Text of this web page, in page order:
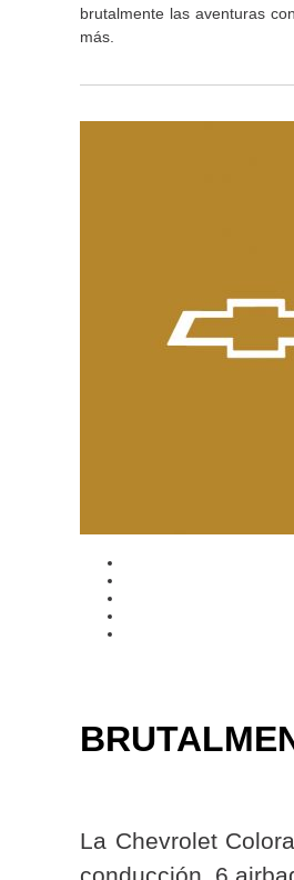
brutalmente las aventuras
más.
La Chevrolet